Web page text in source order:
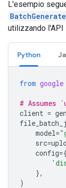
L'esempio
utilizzando l'API
Python
from google
#
client =
model=
src=
config={
},
)